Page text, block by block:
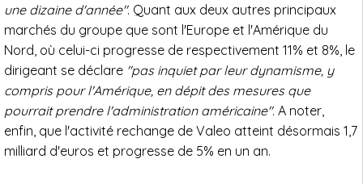
une dizaine d'année". Quant aux deux autres principaux
marchés du groupe que sont l'Europe et l'Amérique du
Nord, où celui-ci progresse de respectivement 11% et 8%, le
dirigeant se déclare "pas inquiet par leur dynamisme, y
compris pour l'Amérique, en dépit des mesures que
pourrait prendre l'administration américaine". A noter,
enfin, que l'activité rechange de Valeo atteint désormais 1,7
milliard d'euros et progresse de 5% en un an.